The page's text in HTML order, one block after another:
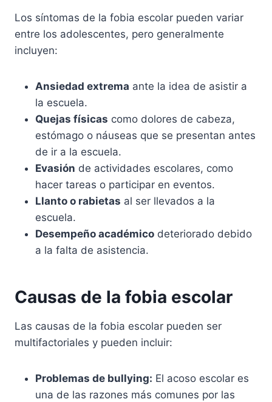
Los síntomas de la fobia escolar pueden variar
entre los adolescentes, pero generalmente
incluyen:
Ansiedad extrema ante la idea de asistir a
la escuela.
Quejas físicas como dolores de cabeza,
estómago o náuseas que se presentan antes
de ir a la escuela.
Evasión de actividades escolares, como
hacer tareas o participar en eventos.
Llanto o rabietas al ser llevados a la
escuela.
Desempeño académico deteriorado debido
a la falta de asistencia.
Causas de la fobia escolar
Las causas de la fobia escolar pueden ser
multifactoriales y pueden incluir:
Problemas de bullying: El acoso escolar es
una de las razones más comunes por las